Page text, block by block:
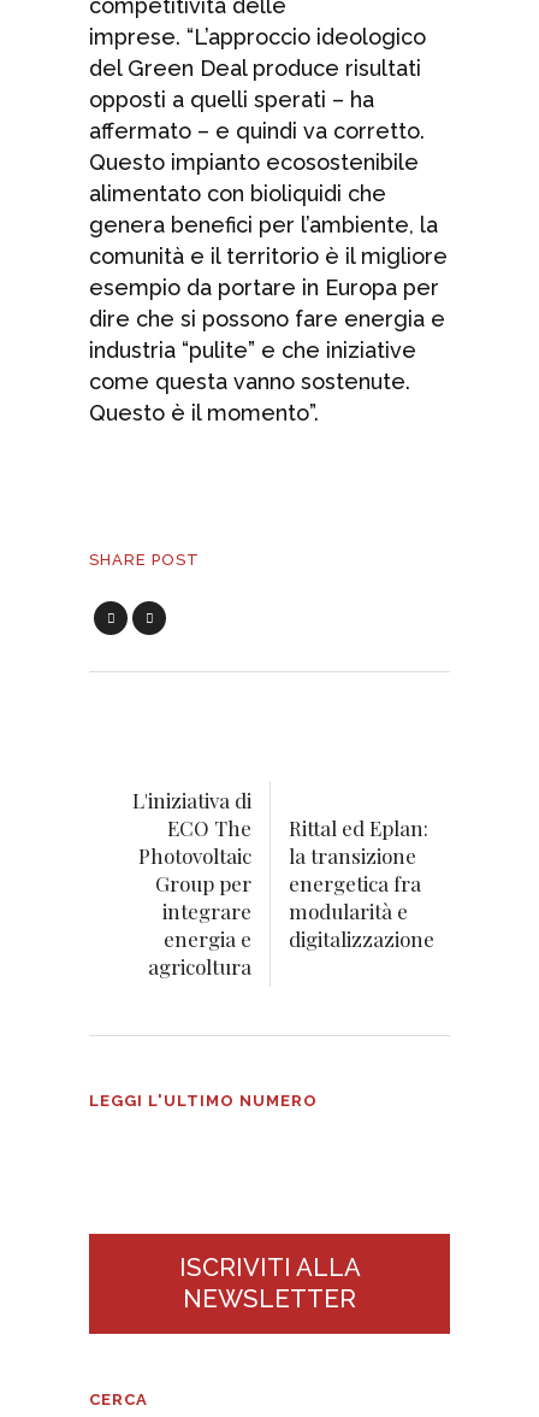
competitività delle
imprese. “L’approccio ideologico
del Green Deal produce risultati
opposti a quelli sperati – ha
affermato – e quindi va corretto.
Questo impianto ecosostenibile
alimentato con bioliquidi che
genera benefici per l’ambiente, la
comunità e il territorio è il migliore
esempio da portare in Europa per
dire che si possono fare energia e
industria “pulite” e che iniziative
come questa vanno sostenute.
Questo è il momento”.
SHARE POST
L'iniziativa di
ECO The
Photovoltaic
Group per
integrare
energia e
agricoltura
Rittal ed Eplan:
la transizione
energetica fra
modularità e
digitalizzazione
LEGGI L'ULTIMO NUMERO
Tecnologie Alimentari n°3
ISCRIVITI ALLA
NEWSLETTER
CERCA